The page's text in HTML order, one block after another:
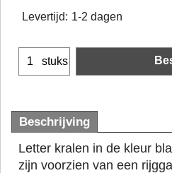
Levertijd: 1-2 dagen
stuks
Beschrijving
Letter kralen in de kleur
zijn voorzien van een